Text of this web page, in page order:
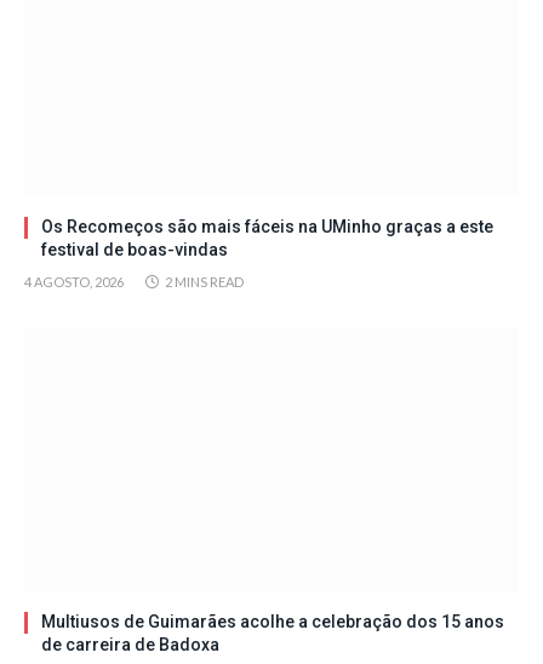
Os Recomeços são mais fáceis na UMinho graças a este
festival de boas-vindas
4 AGOSTO, 2026 2 MINS READ
Multiusos de Guimarães acolhe a celebração dos 15 anos
de carreira de Badoxa